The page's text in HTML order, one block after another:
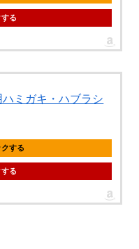
る
ミガキ・ハブラシ
する
る